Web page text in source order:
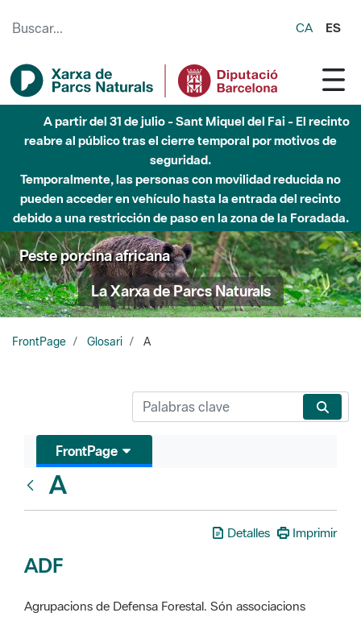
CA ES
A partir del 31 de julio - Sant Miquel del Fai - El recinto
reabre al público tras el cierre temporal por motivos de
seguridad.
Temporalmente, las personas con movilidad reducida no
pueden acceder en vehículo hasta la entrada del recinto
debido a una restricción de paso en la zona de la Foradada.
Peste porcina africana
La Xarxa de Parcs Naturals
FrontPage Glosari A
FrontPage
A
Detalles Imprimir
ADF
Agrupacions de Defensa Forestal. Són associacions